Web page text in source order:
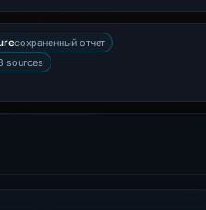
сохраненный отчет
sources